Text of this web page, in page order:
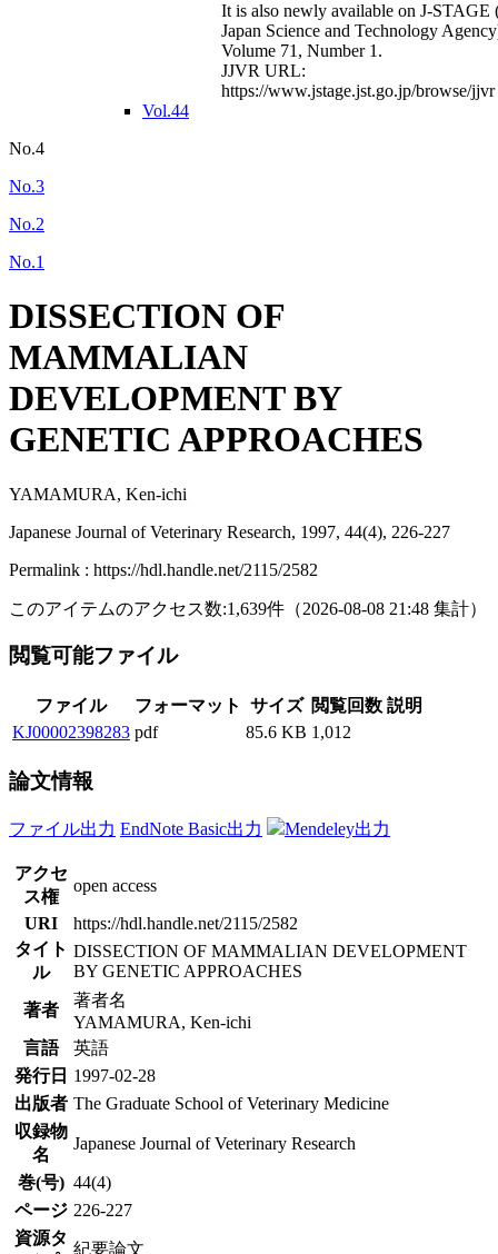
It is also newly available on J-STAGE
Japan Science and Technology
Volume 71, Number 1.
JJVR URL:
https://www.jstage.jst.go.jp/browse/jjvr
Vol.44
No.4
No.3
No.2
No.1
DISSECTION OF
MAMMALIAN
DEVELOPMENT BY
GENETIC APPROACHES
YAMAMURA, Ken-ichi
Japanese Journal of Veterinary Research, 1997, 44(4), 226-227
Permalink : https://hdl.handle.net/2115/2582
このアイテムのアクセス数:1,639件 （2026-08-08 21:48 集計）
閲覧可能ファイル
ファイル フォーマット サイズ 閲覧回数 説明
KJ00002398283 pdf 85.6 KB 1,012
論文情報
ファイル出力 EndNote Basic出力 Mendeley出力
アクセ
ス権
open access
URI
https://hdl.handle.net/2115/2582
タイト
ル
DISSECTION OF MAMMALIAN DEVELOPMENT
BY GENETIC APPROACHES
著者
著者名
YAMAMURA, Ken-ichi
言語
英語
発行日 1997-02-28
出版者 The Graduate School of Veterinary Medicine
収録物
名
Japanese Journal of Veterinary Research
巻(号) 44(4)
ページ 226-227
資源タ
紀要論文